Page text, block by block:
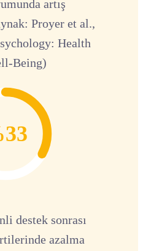
artış
Proyer et al.,
Health
Being)
destek sonrası
azalma